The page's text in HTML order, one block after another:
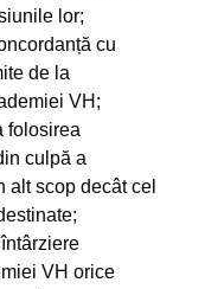
lor;
cu
de la
VH;
folosirea
culpă a
alt scop decât cel
VH orice